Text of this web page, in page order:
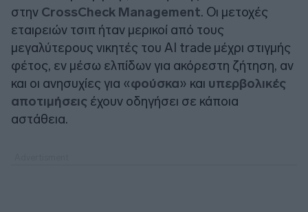
στην CrossCheck Management. Οι μετοχές
εταιρειών τσιπ ήταν μερικοί από τους
μεγαλύτερους νικητές του AI trade μέχρι στιγμής
φέτος, εν μέσω ελπίδων για ακόρεστη ζήτηση, αν
και οι ανησυχίες για «φούσκα» και υπερβολικές
αποτιμήσεις έχουν οδηγήσει σε κάποια
αστάθεια.